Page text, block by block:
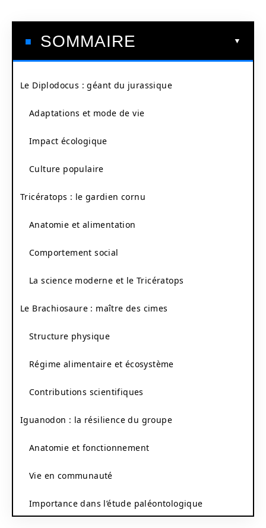
SOMMAIRE
Le Diplodocus : géant du jurassique
Adaptations et mode de vie
Impact écologique
Culture populaire
Tricératops : le gardien cornu
Anatomie et alimentation
Comportement social
La science moderne et le Tricératops
Le Brachiosaure : maître des cimes
Structure physique
Régime alimentaire et écosystème
Contributions scientifiques
Iguanodon : la résilience du groupe
Anatomie et fonctionnement
Vie en communauté
Importance dans l’étude paléontologique